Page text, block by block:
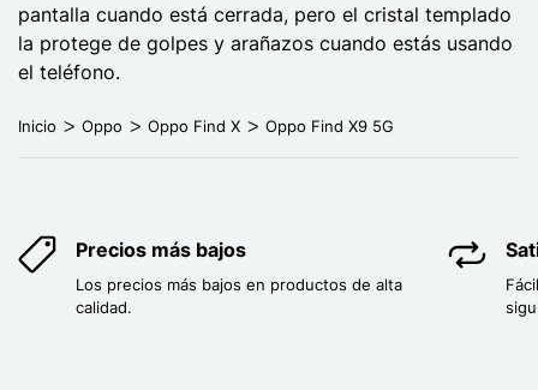
pantalla cuando está cerrada, pero el cristal templado
la protege de golpes y arañazos cuando estás usando
el teléfono.
Inicio Oppo Oppo Find X Oppo Find X9 5G
Precios más bajos
Los precios más bajos en productos de alta
calidad.